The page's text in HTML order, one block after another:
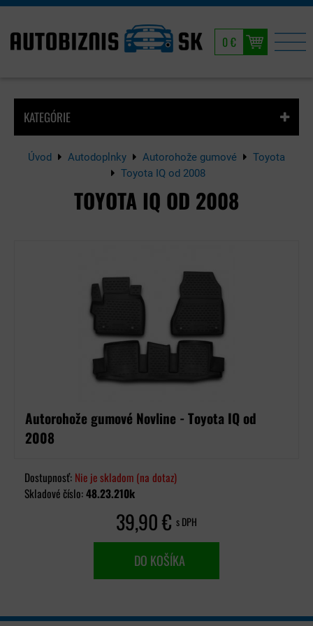
0 €
Úvod Autodoplnky Autorohože gumové
Toyota
Toyota IQ od 2008
TOYOTA IQ OD 2008
KATEGÓRIE
Autorohože gumové Novline - Toyota IQ od
2008
Dostupnosť: Nie je skladom (na dotaz)
Skladové číslo:48.23.210k
39,90 € s DPH
DO KOŠÍKA